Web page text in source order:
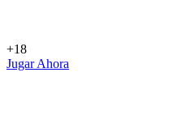
+18
Jugar Ahora